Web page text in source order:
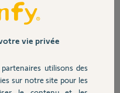
ma porte de garage
a ma box Tahoma avec la
sans boitier de gestion.*
rajouter une
vie privée
utilisons des
sur notre site pour les